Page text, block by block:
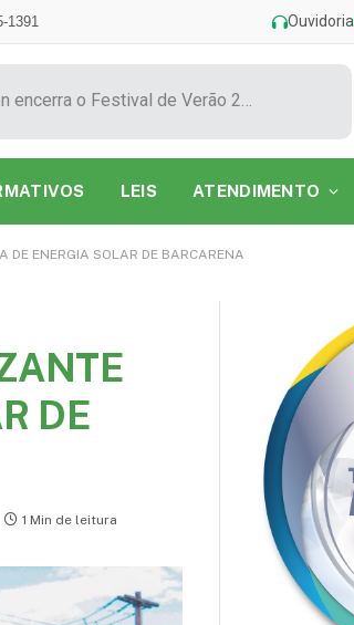
1391 Ouvidoria
Show de Tarcísio do Acordeon encerra o Festival de Verão 2026 na Praia do Caripi
LEIS ATENDIMENTO
DE ENERGIA SOLAR DE BARCARENA
DE
1 Min de leitura